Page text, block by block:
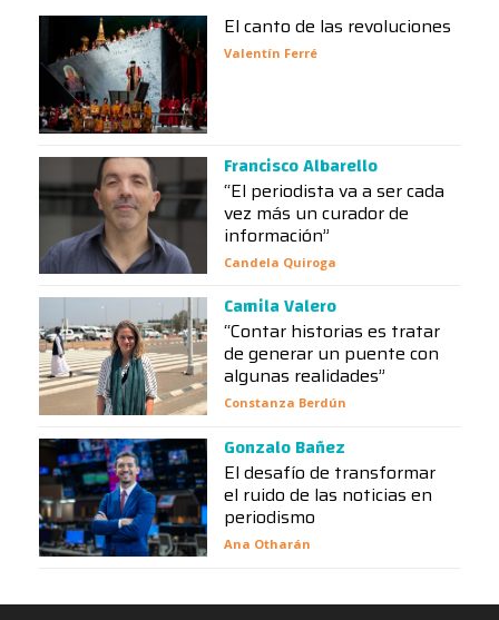
El canto de las revoluciones
Valentín Ferré
Francisco Albarello
“El periodista va a ser cada
vez más un curador de
información”
Candela Quiroga
Camila Valero
“Contar historias es tratar
de generar un puente con
algunas realidades”
Constanza Berdún
Gonzalo Bañez
El desafío de transformar
el ruido de las noticias en
periodismo
Ana Otharán